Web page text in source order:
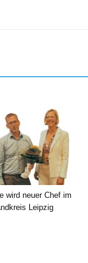
wird neuer Chef im
Leipzig